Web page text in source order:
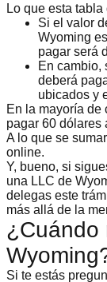
Lo que esta
Si el valor
Wyoming
pagar será
En cambio,
deberá
ubicados y
En la mayoría de
pagar 60 dólares
A lo que se
online.
Y, bueno, si
una LLC de
delegas este
más allá de la
¿Cuándo
Si te estás